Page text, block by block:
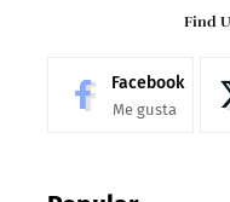
Find
Facebook
Me gusta